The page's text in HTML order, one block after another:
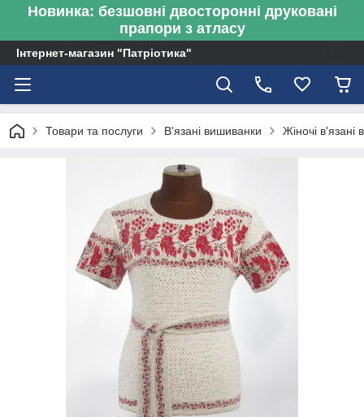
Новинка: безшовні двосторонні друковані
прапори з атласу
Інтернет-магазин "Патріотика"
Товари та послуги В'язані вишиванки Жіночі в'язані